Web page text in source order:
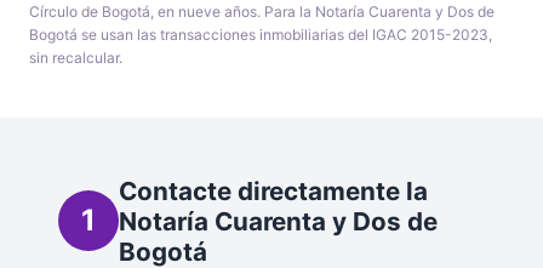
Círculo de Bogotá, en nueve años. Para la Notaría Cuarenta y Dos de
Bogotá se usan las transacciones inmobiliarias del IGAC 2015-2023,
sin recalcular.
1
Contacte directamente la
Notaría Cuarenta y Dos de
Bogotá